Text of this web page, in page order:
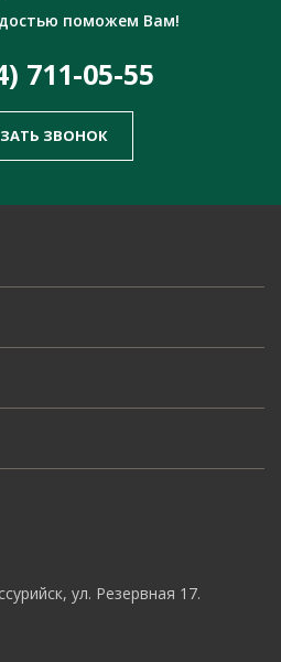
поможем Вам!
711-05-55
ЗВОНОК
ул. Резервная 17.